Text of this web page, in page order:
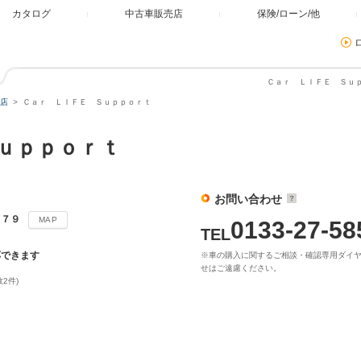
カタログ 中古車販売店 保険/ローン/他
Ｃａｒ ＬＩＦＥ Ｓｕｐ
Ｃａｒ ＬＩＦＥ Ｓｕｐｐｏｒｔ
ｐｐｏｒｔ
９ MAP
きます
2件)
お問い合わせ
TEL0133-27-
※車の購入に関するご相談・確認専用ダイ
せはご遠慮ください。